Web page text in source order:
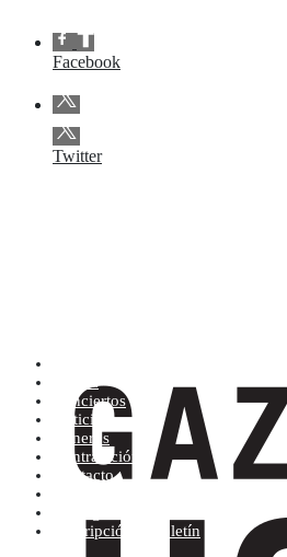
Facebook
Twitter
Tienda
Conciertos
Noticias
Géneros
Contratación
Contacto
Suscripción al boletín